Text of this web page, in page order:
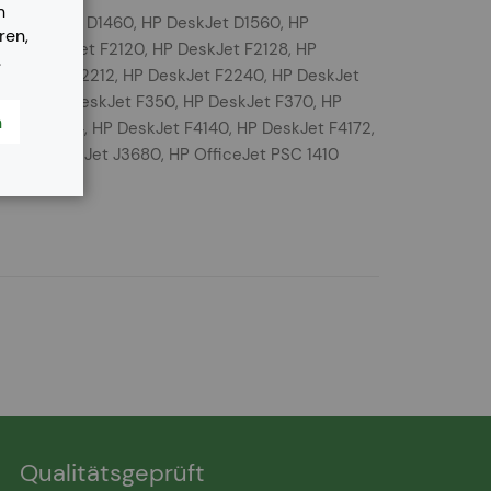
DeskJet D1460, HP DeskJet D1560, HP
DeskJet F2120, HP DeskJet F2128, HP
F2212, HP DeskJet F2240, HP DeskJet
HP DeskJet F350, HP DeskJet F370, HP
F394, HP DeskJet F4140, HP DeskJet F4172,
HP OfficeJet J3680, HP OfficeJet PSC 1410
Qualitätsgeprüft